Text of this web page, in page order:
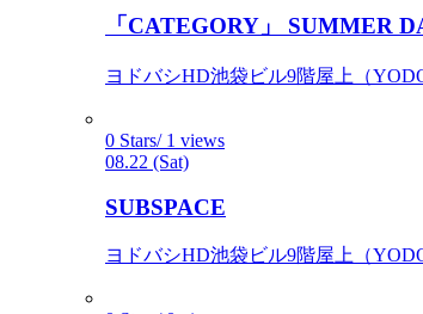
「CATEGORY」 SUMMER
ヨドバシHD池袋ビル9階屋上（
0 Stars/ 1 views
08.22 (Sat)
SUBSPACE
ヨドバシHD池袋ビル9階屋上（